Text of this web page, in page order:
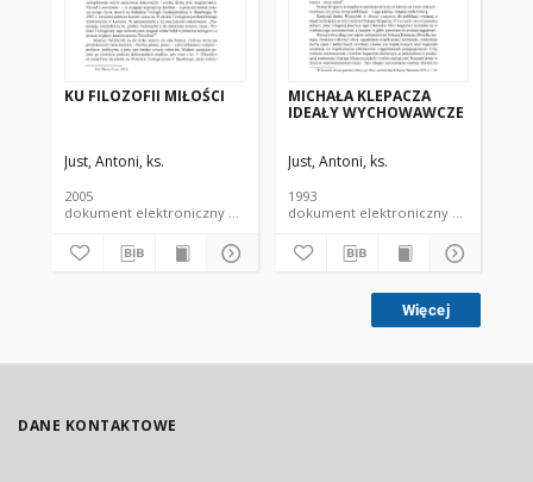
KU FILOZOFII MIŁOŚCI
Just, Antoni, ks.
2005
dokument elektroniczny czasopismo
MICHAŁA KLEPACZA
IDEAŁY WYCHOWAWCZE
Just, Antoni, ks.
1993
dokument elektroniczny czasopismo
Więcej
DANE KONTAKTOWE